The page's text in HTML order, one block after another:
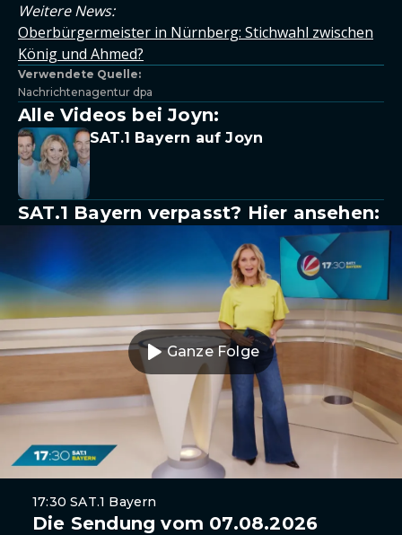
Weitere News:
Oberbürgermeister in Nürnberg: Stichwahl zwischen
König und Ahmed?
Verwendete Quelle:
Nachrichtenagentur dpa
Alle Videos bei Joyn:
SAT.1 Bayern auf Joyn
SAT.1 Bayern verpasst? Hier ansehen:
Ganze Folge
17:30 SAT.1 Bayern
Die Sendung vom 07.08.2026